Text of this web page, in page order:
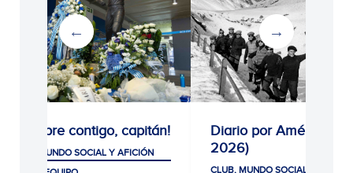
¡Siempre contigo, capitán!
CLUB, MUNDO SOCIAL Y AFICIÓN
Diario por América
2026)
CLUB, MUNDO SOCIAL Y AFICIÓN